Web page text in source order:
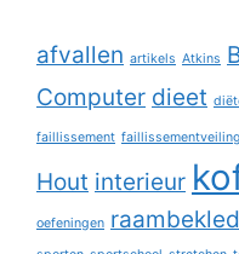
afvallen artikels Atkins
Computer dieet
faillissement faillissementveiling
Hout interieur
oefeningen